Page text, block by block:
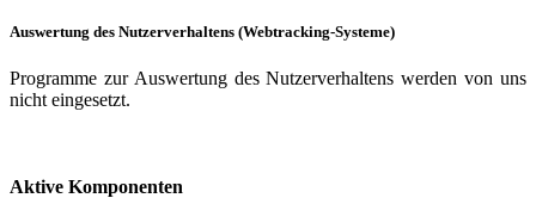
Auswertung des Nutzerverhaltens (Webtracking-Systeme)
Programme zur Auswertung des Nutzerverhaltens werden von uns
nicht eingesetzt.
Aktive Komponenten